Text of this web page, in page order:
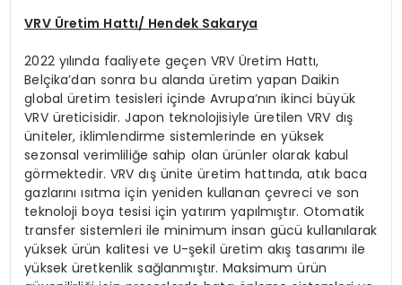
VRV Üretim Hattı/ Hendek Sakarya
2022 yılında faaliyete geçen VRV Üretim Hattı,
Belçika’dan sonra bu alanda üretim yapan Daikin
global üretim tesisleri içinde Avrupa’nın ikinci büyük
VRV üreticisidir. Japon teknolojisiyle üretilen VRV dış
üniteler, iklimlendirme sistemlerinde en yüksek
sezonsal verimliliğe sahip olan ürünler olarak kabul
görmektedir. VRV dış ünite üretim hattında, atık baca
gazlarını ısıtma için yeniden kullanan çevreci ve son
teknoloji boya tesisi için yatırım yapılmıştır. Otomatik
transfer sistemleri ile minimum insan gücü kullanılarak
yüksek ürün kalitesi ve U-şekil üretim akış tasarımı ile
yüksek üretkenlik sağlanmıştır. Maksimum ürün